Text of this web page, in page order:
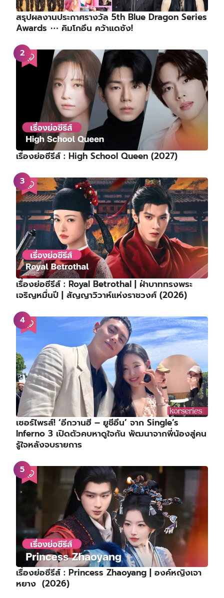
สรุปผลงานประกาศรางวัล 5th Blue Dragon Series
Awards ⋯ คิมโกอึน คว้าแดซัง!
เรื่องย่อซีรีส์ : High School Queen (2027)
เรื่องย่อซีรีส์ : Royal Betrothal | ฝ่าบาททรงพระ
เจริญหมื่นปี | สัญญาวิวาห์แห่งราชวงศ์ (2026)
เซอร์ไพรส์! ‘อีกวานฮี – ยูชีอึน’ จาก Single’s
Inferno 3 เปิดตัวคบหาดูใจกัน พัฒนาจากพี่น้องสู่คน
รู้ใจหลังจบรายการ
เรื่องย่อซีรีส์ : Princess Zhaoyang | องค์หญิงเจา
หยาง (2026)